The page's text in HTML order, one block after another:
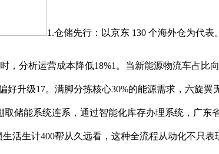
1.仓储先行：以京东 130 个海外仓为代表。
析运营成本降低18%1。当新能源物流车占比
升级17。满脚分拣核心30%的能源需求，六旋
储能系统连系，通过智能化库存办理系统，广东
活生计400帮从久远看，这种全流程从动化不只